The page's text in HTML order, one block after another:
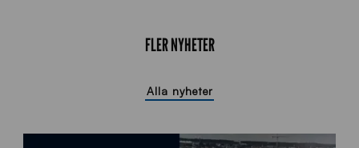
FLER NYHETER
Alla nyheter